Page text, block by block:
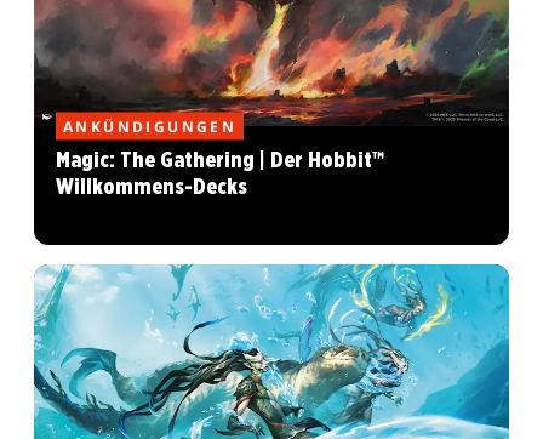
ANKÜNDIGUNGEN
Magic: The Gathering | Der Hobbit™
Willkommens-Decks